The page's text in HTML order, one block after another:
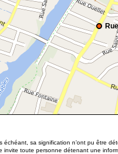
échéant, sa signification n’ont pu être
invite toute personne détenant une